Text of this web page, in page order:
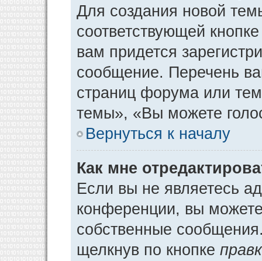
Для создания новой
соответствующей
вам придется
сообщение. Перечень
страниц форума или
темы», «Вы можете
Вернуться к началу
Как мне
Если вы не являетесь
конференции, вы можете
собственные
щелкнув по кнопке